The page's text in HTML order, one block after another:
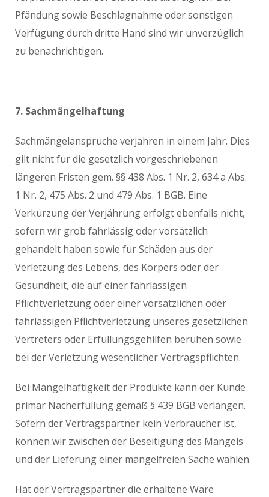
Pfändung sowie Beschlagnahme oder sonstigen
Verfügung durch dritte Hand sind wir unverzüglich
zu benachrichtigen.
7. Sachmängelhaftung
Sachmängelansprüche verjähren in einem Jahr. Dies
gilt nicht für die gesetzlich vorgeschriebenen
längeren Fristen gem. §§ 438 Abs. 1 Nr. 2, 634 a Abs.
1 Nr. 2, 475 Abs. 2 und 479 Abs. 1 BGB. Eine
Verkürzung der Verjährung erfolgt ebenfalls nicht,
sofern wir grob fahrlässig oder vorsätzlich
gehandelt haben sowie für Schäden aus der
Verletzung des Lebens, des Körpers oder der
Gesundheit, die auf einer fahrlässigen
Pflichtverletzung oder einer vorsätzlichen oder
fahrlässigen Pflichtverletzung unseres gesetzlichen
Vertreters oder Erfüllungsgehilfen beruhen sowie
bei der Verletzung wesentlicher Vertragspflichten.
Bei Mangelhaftigkeit der Produkte kann der Kunde
primär Nacherfüllung gemäß § 439 BGB verlangen.
Sofern der Vertragspartner kein Verbraucher ist,
können wir zwischen der Beseitigung des Mangels
und der Lieferung einer mangelfreien Sache wählen.
Hat der Vertragspartner die erhaltene Ware